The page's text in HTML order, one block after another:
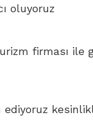
oluyoruz
firması ile
ediyoruz